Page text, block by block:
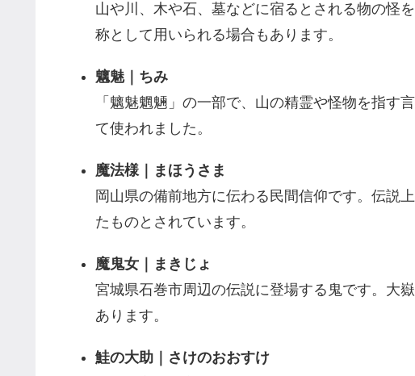
山や川、木や石、墓などに宿るとされる物の怪
称として用いられる場合もあります。
魑魅｜ちみ
「魑魅魍魎」の一部で、山の精霊や怪物を指す
て使われました。
魔法様｜まほうさま
岡山県の備前地方に伝わる民間信仰です。伝説
たものとされています。
魔鬼女｜まきじょ
宮城県石巻市周辺の伝説に登場する鬼です。大
あります。
鮭の大助｜さけのおおすけ